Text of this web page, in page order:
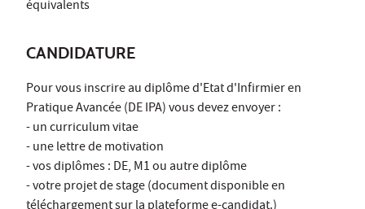
équivalents
CANDIDATURE
Pour vous inscrire au diplôme d'Etat d'Infirmier en
Pratique Avancée (DE IPA) vous devez envoyer :
- un curriculum vitae
- une lettre de motivation
- vos diplômes : DE, M1 ou autre diplôme
- votre projet de stage (document disponible en